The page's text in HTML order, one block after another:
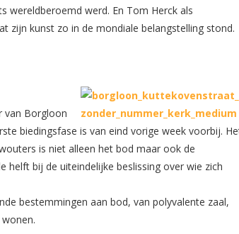
wereldberoemd werd. En Tom Herck als
zijn kunst zo in de mondiale belangstelling stond.
van Borgloon
biedingsfase is van eind vorige week voorbij.
is niet alleen het bod maar ook de
helft bij de uiteindelijke beslissing over wie zich
bestemmingen aan bod, van polyvalente zaal,